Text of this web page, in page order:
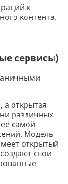
к
контента.
сервисы)
а открытая
различных
самой
Модель
открытый
свои